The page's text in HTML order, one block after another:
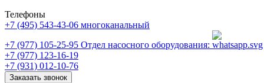
Телефоны
+7 (495) 543-43-06 многоканальный
+7 (977) 105-25-95 Отдел насосного оборудования:
+7 (977) 123-16-19
+7 (931) 012-10-76
Заказать звонок